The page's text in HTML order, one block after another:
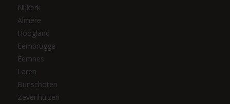
Nijkerk
Almere
Hoogland
Eembrugge
Eemnes
Laren
Bunschoten
Zevenhuizen